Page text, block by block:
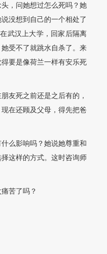
，问她想过怎么死吗？她
没想到自己的一个相处了
武汉上大学，回家后隔离
受不了就跳水自杀了。来
要是像荷兰一样有安乐死
友死之前还是之后有的，
在还顾及父母，得先把爸
么影响吗？她说她尊重和
这样的方式。这时咨询师
苦了吗？